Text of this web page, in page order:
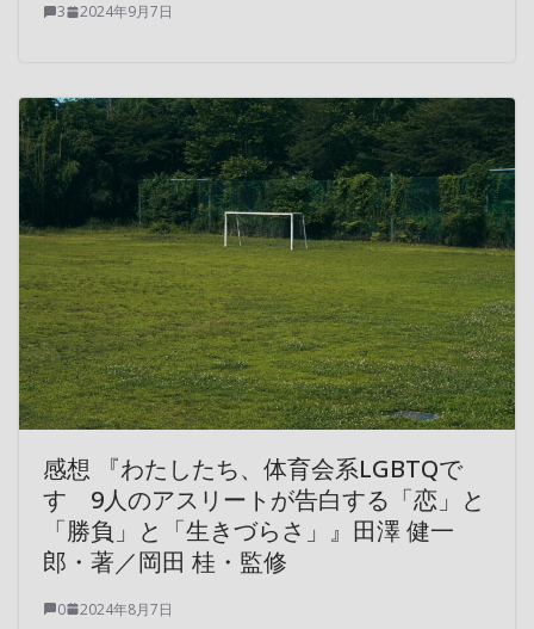
3 2024年9月7日
感想 『わたしたち、体育会系LGBTQで
す 9人のアスリートが告白する「恋」と
「勝負」と「生きづらさ」』田澤 健一
郎・著／岡田 桂・監修
0 2024年8月7日